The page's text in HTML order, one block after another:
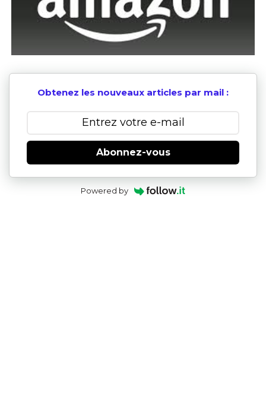
Obtenez les nouveaux articles par mail :
Abonnez-vous
Powered by